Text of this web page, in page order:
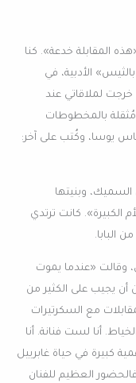
المقابلة خدعة». كنا
الأدبية، في
لملاقاتي عند
بالمخطوطات
يوسا، وكُتب على آخر:
وبنيتها
الكبيرة». كانت ترتدي
البابا.
وقالت «عندما يموت
يجيب على الكثير من
مع السكرتيرات
أنا لست فنانة. أنا
كبيرة في حياة غابرييل
العظيم للفنان